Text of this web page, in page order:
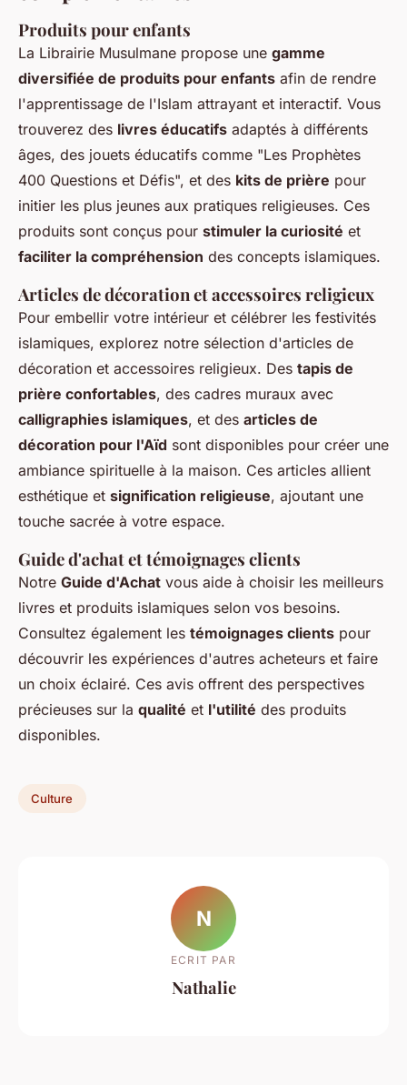
Produits pour enfants
La Librairie Musulmane propose une gamme
diversifiée de produits pour enfants afin de rendre
l'apprentissage de l'Islam attrayant et interactif. Vous
trouverez des livres éducatifs adaptés à différents
âges, des jouets éducatifs comme "Les Prophètes
400 Questions et Défis", et des kits de prière pour
initier les plus jeunes aux pratiques religieuses. Ces
produits sont conçus pour stimuler la curiosité et
faciliter la compréhension des concepts islamiques.
Articles de décoration et accessoires religieux
Pour embellir votre intérieur et célébrer les festivités
islamiques, explorez notre sélection d'articles de
décoration et accessoires religieux. Des tapis de
prière confortables, des cadres muraux avec
calligraphies islamiques, et des articles de
décoration pour l'Aïd sont disponibles pour créer une
ambiance spirituelle à la maison. Ces articles allient
esthétique et signification religieuse, ajoutant une
touche sacrée à votre espace.
Guide d'achat et témoignages clients
Notre Guide d'Achat vous aide à choisir les meilleurs
livres et produits islamiques selon vos besoins.
Consultez également les témoignages clients pour
découvrir les expériences d'autres acheteurs et faire
un choix éclairé. Ces avis offrent des perspectives
précieuses sur la qualité et l'utilité des produits
disponibles.
Culture
N
ECRIT PAR
Nathalie